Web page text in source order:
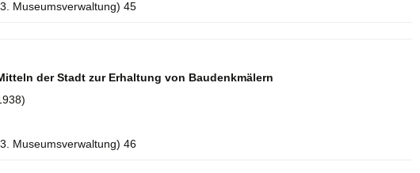
Museumsverwaltung) 45
der Stadt zur Erhaltung von Baudenkmälern
Museumsverwaltung) 46